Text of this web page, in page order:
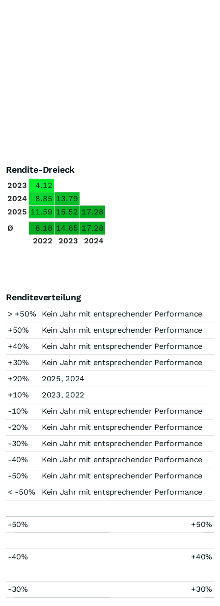
Rendite-Dreieck
2023
4.12
2024
8.85 13.79
2025 11.59 15.52 17.28
Ø
8.18 14.65 17.28
2022
2023 2024
Renditeverteilung
> +50%
Kein Jahr mit entsprechender Performance
+50%
Kein Jahr mit entsprechender Performance
+40%
Kein Jahr mit entsprechender Performance
+30%
Kein Jahr mit entsprechender Performance
+20%
2025, 2024
+10%
2023, 2022
-10%
Kein Jahr mit entsprechender Performance
-20%
Kein Jahr mit entsprechender Performance
-30%
Kein Jahr mit entsprechender Performance
-40%
Kein Jahr mit entsprechender Performance
-50%
Kein Jahr mit entsprechender Performance
< -50%
Kein Jahr mit entsprechender Performance
-50% +50%
-40% +40%
-30% +30%